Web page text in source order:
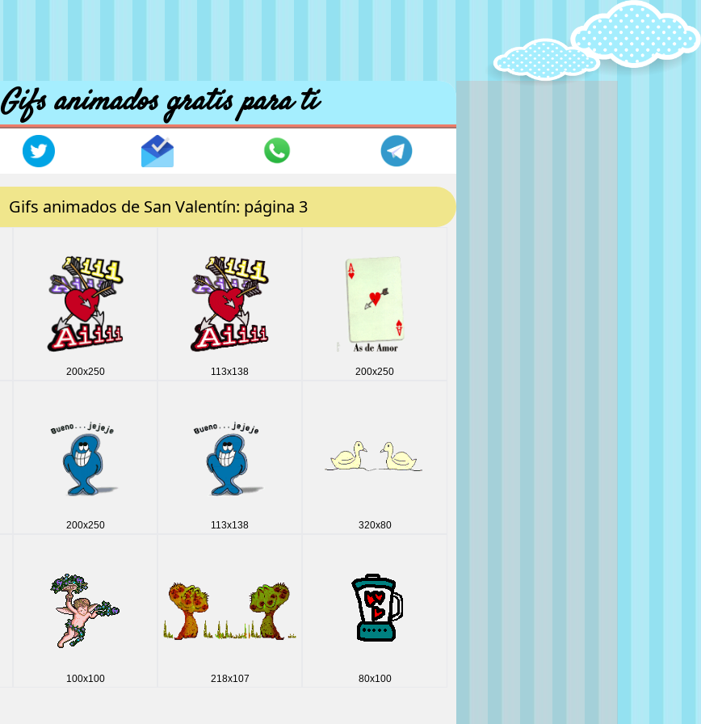
Gifs animados gratis para ti
Gifs animados de San Valentín: página 3
200x250 113x138 200x250
200x250 113x138 320x80
100x100 218x107 80x100